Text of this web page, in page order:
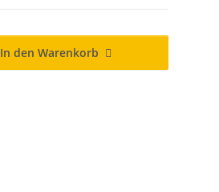
In den Warenkorb